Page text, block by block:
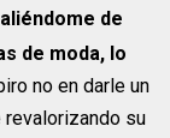
de
de moda, lo
no en darle un
revalorizando su